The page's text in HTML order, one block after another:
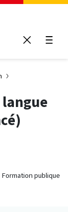
Formation publique